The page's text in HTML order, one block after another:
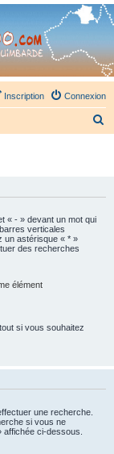
Connexion
Inscription
e
« - » devant un mot qui
verticales
un astérisque « * »
des recherches
élément
si vous souhaitez
une recherche.
si vous ne
ci-dessous.